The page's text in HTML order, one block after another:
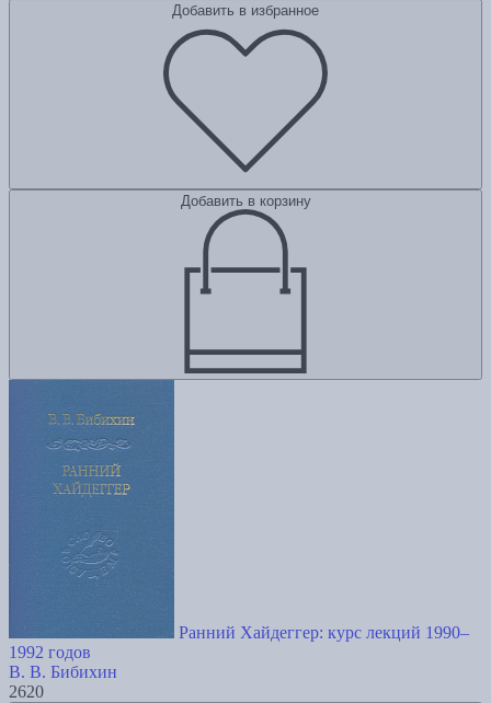
Добавить в избранное
Добавить в корзину
Ранний Хайдеггер: курс лекций 1990–
1992 годов
В. В. Бибихин
2620